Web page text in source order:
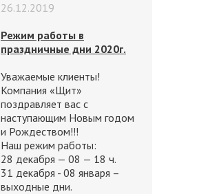
26.12.2019
Режим работы в
праздничные дни 2020г.
Уважаемые клиенты!
Компания «Щит»
поздравляет вас с
наступающим Новым годом
и Рождеством!!!
Наш режим работы:
28 декабря — 08 — 18 ч.
31 декабря - 08 января –
выходные дни.